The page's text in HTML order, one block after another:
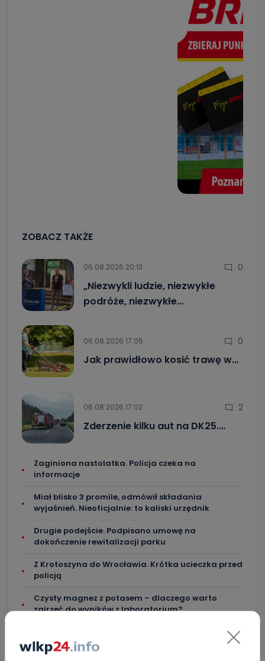
ZOBACZ TAKŻE
06.08.2026 20:13 0
„Niezwykli ludzie, niezwykłe
podróże, niezwykłe…
06.08.2026 17:05 0
Jak prawidłowo kosić trawę w…
06.08.2026 17:02 2
Zderzenie kilku aut na DK25.…
Zaginiona nastolatka. Policja czeka na
informacje
Miał blisko 3 promile, odmówił składania
wyjaśnień. Nieoficjalnie: to kaliski urzędnik
Drugie podejście. Podpisano umowę na
dokończenie rewitalizacji parku
Z Krotoszyna do Wrocławia. Krótka ucieczka przed
policją
Czysty magnez z potasem – dlaczego warto
zajrzeć do wyników z laboratorium?
Utrudnienia na Ledóchowskiego jeszcze do końca
wakacji